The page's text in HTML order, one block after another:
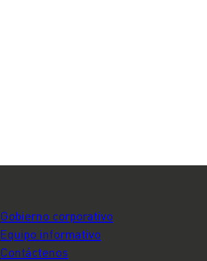
Gobierno corporativo
Equipo informativo
Contáctenos